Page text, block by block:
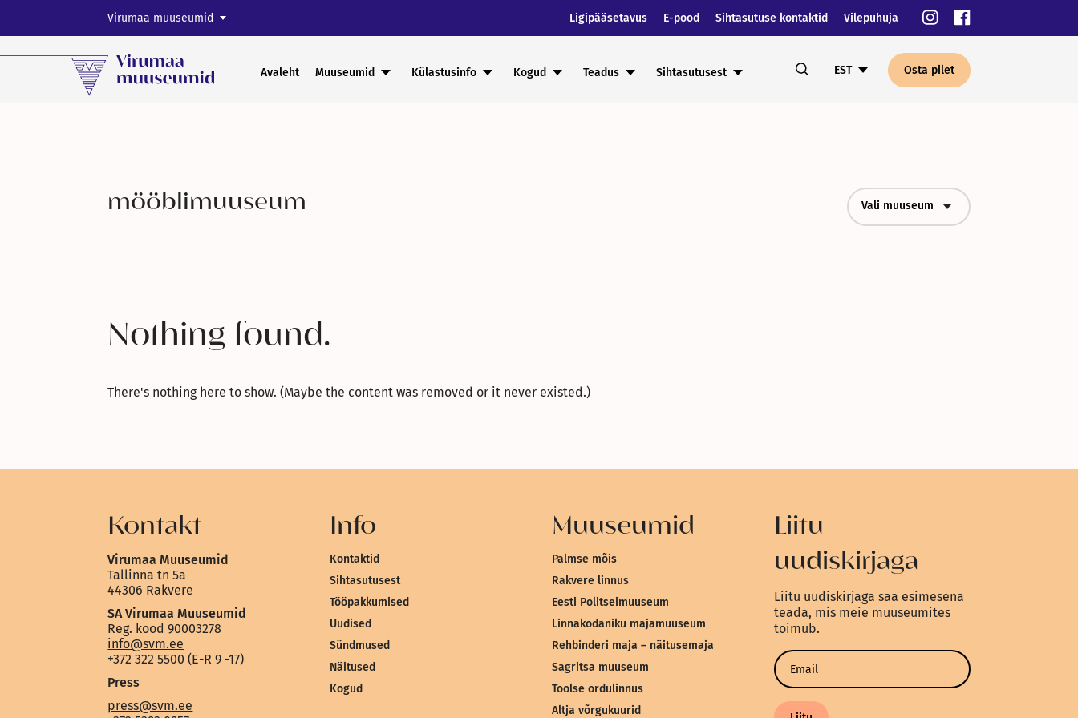
Virumaa muuseumid Ligipääsetavus E-pood Sihtasutuse kontaktid Vilepuhuja
Avaleht Muuseumid Külastusinfo Kogud Teadus Sihtasutusest EST Osta pilet
mööblimuuseum Vali muuseum
Nothing found.
There's nothing here to show. (Maybe the content was removed or it never existed.)
Kontakt
Virumaa Muuseumid
Tallinna tn 5a
44306 Rakvere
SA Virumaa Muuseumid
Reg. kood 90003278
info@svm.ee
+372 322 5500 (E-R 9 -17)
Press
press@svm.ee
Info
Kontaktid
Sihtasutusest
Tööpakkumised
Uudised
Sündmused
Näitused
Kogud
Muuseumid
Palmse mõis
Rakvere linnus
Eesti Politseimuuseum
Linnakodaniku majamuuseum
Rehbinderi maja – näitusemaja
Sagritsa muuseum
Toolse ordulinnus
Altja võrgukuurid
Liitu
uudiskirjaga
Liitu uudiskirjaga saa esimesena
teada, mis meie muuseumites
toimub.